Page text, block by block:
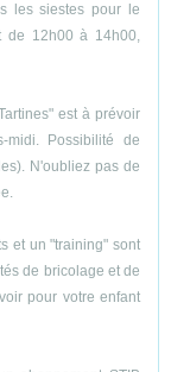
les siestes pour le
de 12h00 à 14h00,
est à prévoir
Possibilité de
N'oubliez pas de
et un "training" sont
de bricolage et de
pour votre enfant